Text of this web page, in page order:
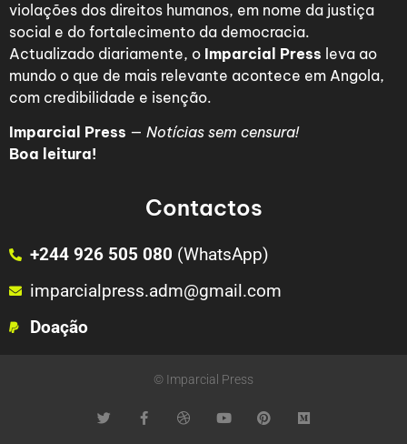
violações dos direitos humanos, em nome da justiça
social e do fortalecimento da democracia.
Actualizado diariamente, o Imparcial Press leva ao
mundo o que de mais relevante acontece em Angola,
com credibilidade e isenção.
Imparcial Press — Notícias sem censura!
Boa leitura!
Contactos
+244 926 505 080 (WhatsApp)
imparcialpress.adm@gmail.com
Doação
© Imparcial Press